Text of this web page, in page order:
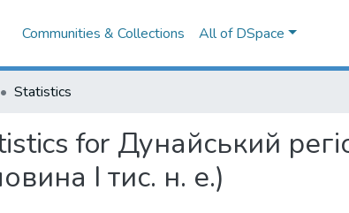
Communities & Collections All of DSpace
Statistics
for Дунайський
І тис. н. е.)